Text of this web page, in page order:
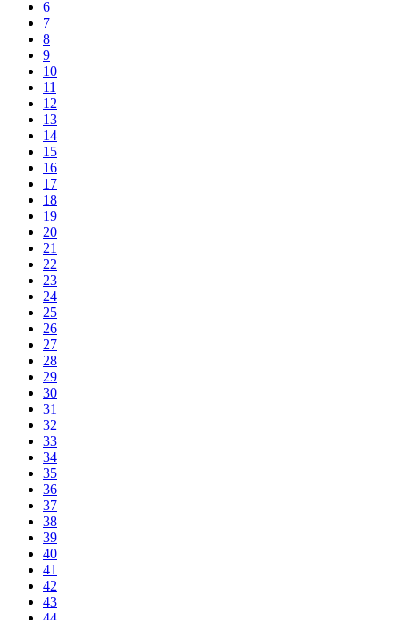
6
7
8
9
10
11
12
13
14
15
16
17
18
19
20
21
22
23
24
25
26
27
28
29
30
31
32
33
34
35
36
37
38
39
40
41
42
43